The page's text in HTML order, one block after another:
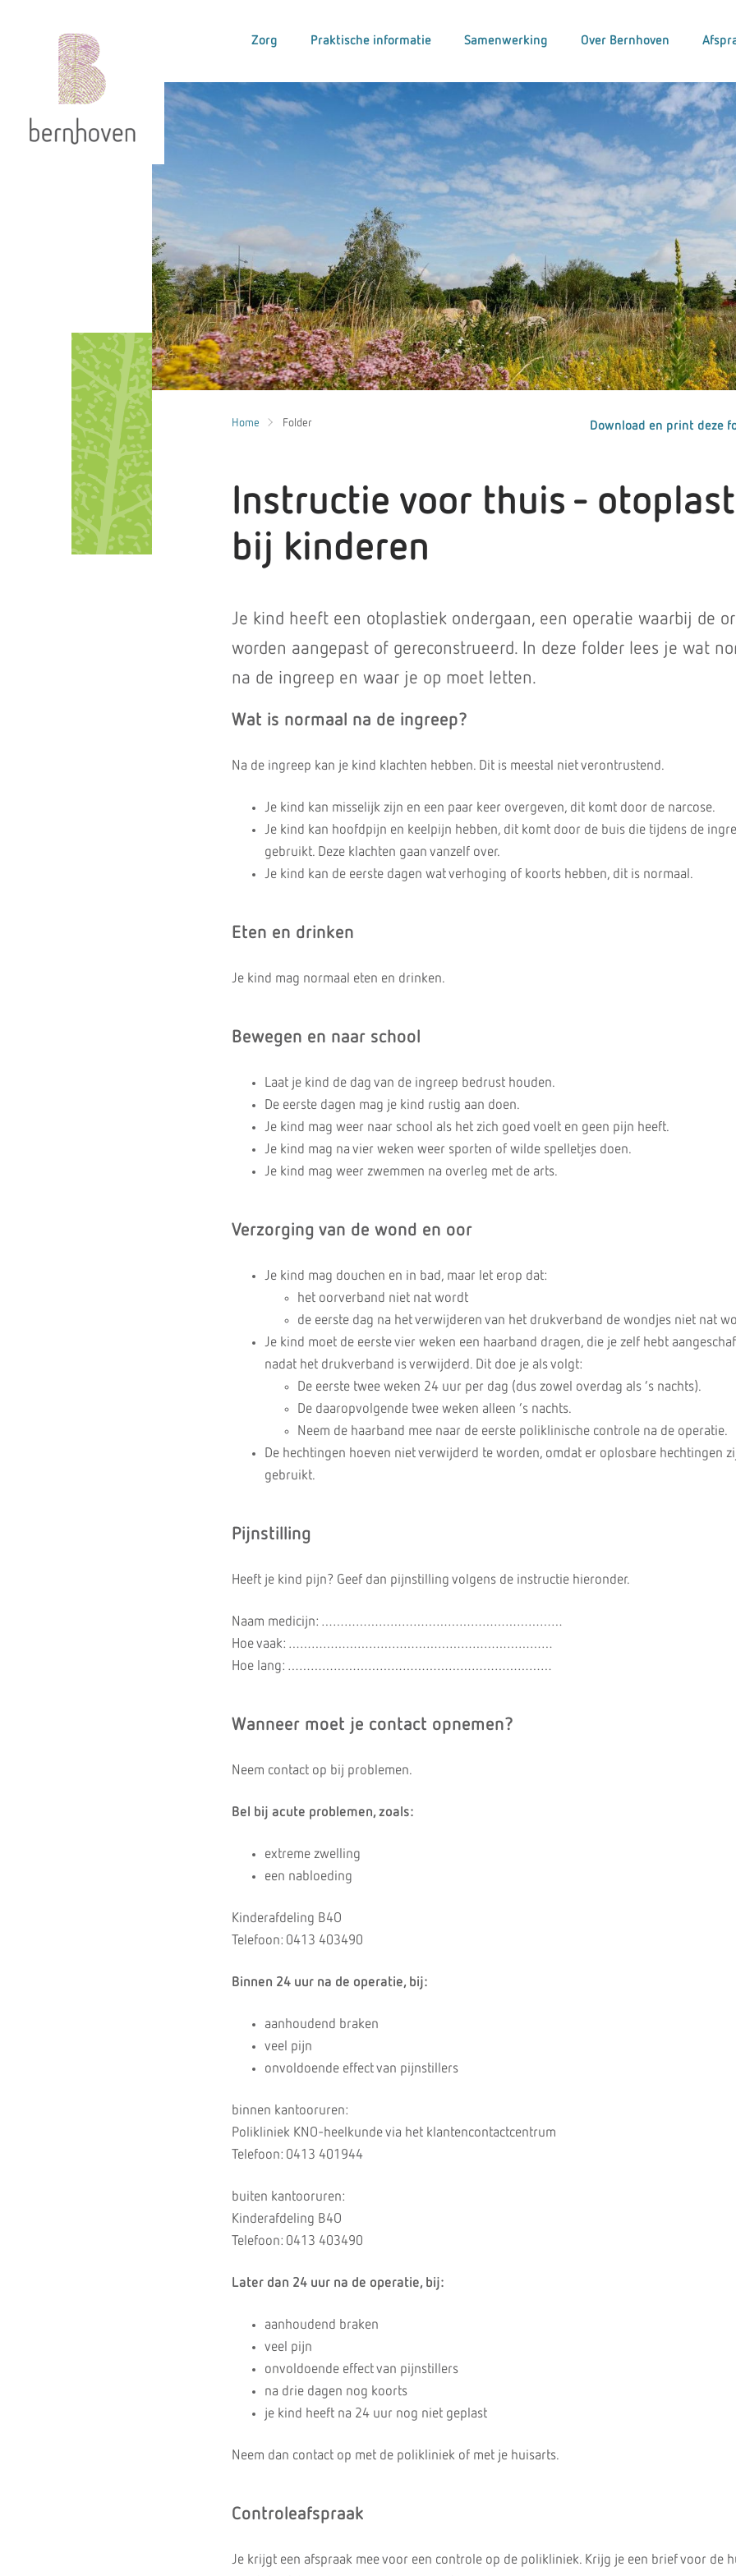
Zorg Praktische informatie Samenwerking Over Bernhoven
Home Folder Download en print deze
Instructie voor thuis -
bij kinderen
Je kind heeft een otoplastiek ondergaan, een operatie waarbij de
worden aangepast of gereconstrueerd. In deze folder lees je wat
na de ingreep en waar je op moet letten.
Wat is normaal na de ingreep?
Na de ingreep kan je kind klachten hebben. Dit is meestal niet verontrustend.
Je kind kan misselijk zijn en een paar keer overgeven, dit komt door de narcose.
Je kind kan hoofdpijn en keelpijn hebben, dit komt door de buis die tijdens de
gebruikt. Deze klachten gaan vanzelf over.
Je kind kan de eerste dagen wat verhoging of koorts hebben, dit is normaal.
Eten en drinken
Je kind mag normaal eten en drinken.
Bewegen en naar school
Laat je kind de dag van de ingreep bedrust houden.
De eerste dagen mag je kind rustig aan doen.
Je kind mag weer naar school als het zich goed voelt en geen pijn heeft.
Je kind mag na vier weken weer sporten of wilde spelletjes doen.
Je kind mag weer zwemmen na overleg met de arts.
Verzorging van de wond en oor
Je kind mag douchen en in bad, maar let erop dat:
het oorverband niet nat wordt
de eerste dag na het verwijderen van het drukverband de wondjes niet nat
Je kind moet de eerste vier weken een haarband dragen, die je zelf hebt
nadat het drukverband is verwijderd. Dit doe je als volgt:
De eerste twee weken 24 uur per dag (dus zowel overdag als ’s nachts).
De daaropvolgende twee weken alleen ’s nachts.
Neem de haarband mee naar de eerste poliklinische controle na de operatie.
De hechtingen hoeven niet verwijderd te worden, omdat er oplosbare hechtingen
gebruikt.
Pijnstilling
Heeft je kind pijn? Geef dan pijnstilling volgens de instructie hieronder.
Naam medicijn: ………………………………………………………
Hoe vaak: ……………………………………………………………
Hoe lang: ……………………………………………………………
Wanneer moet je contact opnemen?
Neem contact op bij problemen.
Bel bij acute problemen, zoals:
extreme zwelling
een nabloeding
Kinderafdeling B4O
Telefoon: 0413 403490
Binnen 24 uur na de operatie, bij:
aanhoudend braken
veel pijn
onvoldoende effect van pijnstillers
binnen kantooruren:
Polikliniek KNO-heelkunde via het klantencontactcentrum
Telefoon: 0413 401944
buiten kantooruren:
Kinderafdeling B4O
Telefoon: 0413 403490
Later dan 24 uur na de operatie, bij:
aanhoudend braken
veel pijn
onvoldoende effect van pijnstillers
na drie dagen nog koorts
je kind heeft na 24 uur nog niet geplast
Neem dan contact op met de polikliniek of met je huisarts.
Controleafspraak
Je krijgt een afspraak mee voor een controle op de polikliniek. Krijg je een brief voor de